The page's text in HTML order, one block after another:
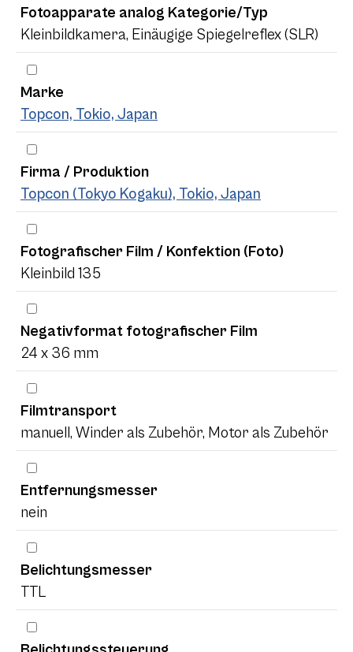
Fotoapparate analog Kategorie/Typ
Kleinbildkamera, Einäugige Spiegelreflex (SLR)
Marke
Topcon, Tokio, Japan
Firma / Produktion
Topcon (Tokyo Kogaku), Tokio, Japan
Fotografischer Film / Konfektion (Foto)
Kleinbild 135
Negativformat fotografischer Film
24 x 36 mm
Filmtransport
manuell, Winder als Zubehör, Motor als Zubehör
Entfernungsmesser
nein
Belichtungsmesser
TTL